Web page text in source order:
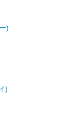
)
)